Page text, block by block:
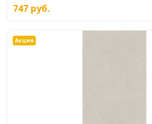
747 руб.
Акция